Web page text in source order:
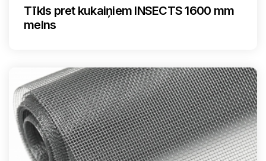
Tīkls pret kukaiņiem INSECTS 1600 mm
melns